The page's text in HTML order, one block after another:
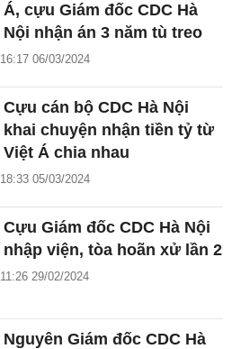
Á, cựu Giám đốc CDC Hà
Nội nhận án 3 năm tù treo
16:17 06/03/2024
Cựu cán bộ CDC Hà Nội
khai chuyện nhận tiền tỷ từ
Việt Á chia nhau
18:33 05/03/2024
Cựu Giám đốc CDC Hà Nội
nhập viện, tòa hoãn xử lần 2
11:26 29/02/2024
Nguyên Giám đốc CDC Hà